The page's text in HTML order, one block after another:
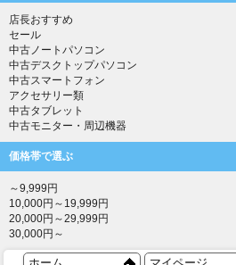
店長おすすめ
セール
中古ノートパソコン
中古デスクトップパソコン
中古スマートフォン
アクセサリー類
中古タブレット
中古モニター・周辺機器
価格帯で選ぶ
～9,999円
10,000円～19,999円
20,000円～29,999円
30,000円～